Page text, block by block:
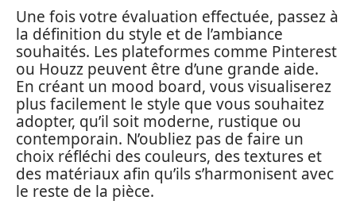
Une fois votre évaluation effectuée, passez à
la définition du style et de l’ambiance
souhaités. Les plateformes comme Pinterest
ou Houzz peuvent être d’une grande aide.
En créant un mood board, vous visualiserez
plus facilement le style que vous souhaitez
adopter, qu’il soit moderne, rustique ou
contemporain. N’oubliez pas de faire un
choix réfléchi des couleurs, des textures et
des matériaux afin qu’ils s’harmonisent avec
le reste de la pièce.